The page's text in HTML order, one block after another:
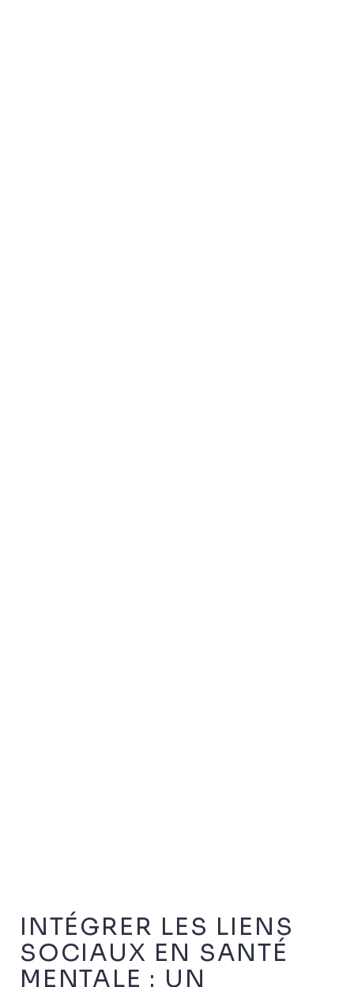
INTÉGRER LES LIENS
SOCIAUX EN SANTÉ
MENTALE : UN